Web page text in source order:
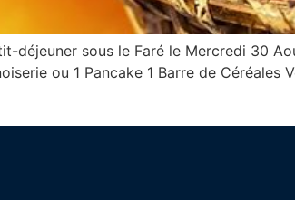
déjeuner sous le Faré le Mercredi 30
ou 1 Pancake 1 Barre de